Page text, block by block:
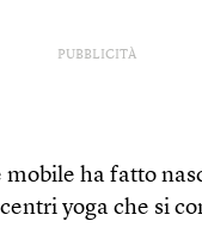
PUBBLICITÀ
ha fatto
yoga che si